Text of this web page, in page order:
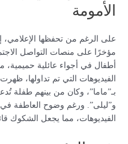
الأمومة
على الرغم من تحفظها الإعلامي،
مؤخرًا على منصات التواصل
أطفال في أجواء عائلية حميمية،
الفيديوهات التي تم تداولها،
بـ”ماما”، وكان من بينهم طفلة
و”ليلى”. ورغم وضوح العاطفة
الفيديوهات، مما يجعل الشكوك